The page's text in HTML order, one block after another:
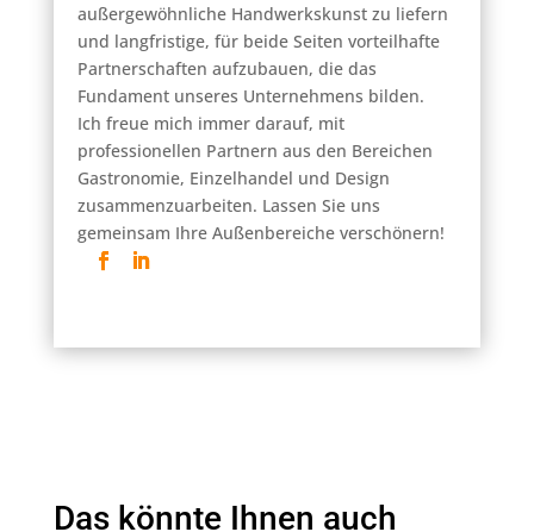
außergewöhnliche Handwerkskunst zu liefern
und langfristige, für beide Seiten vorteilhafte
Partnerschaften aufzubauen, die das
Fundament unseres Unternehmens bilden.
Ich freue mich immer darauf, mit
professionellen Partnern aus den Bereichen
Gastronomie, Einzelhandel und Design
zusammenzuarbeiten. Lassen Sie uns
gemeinsam Ihre Außenbereiche verschönern!
Das könnte Ihnen auch